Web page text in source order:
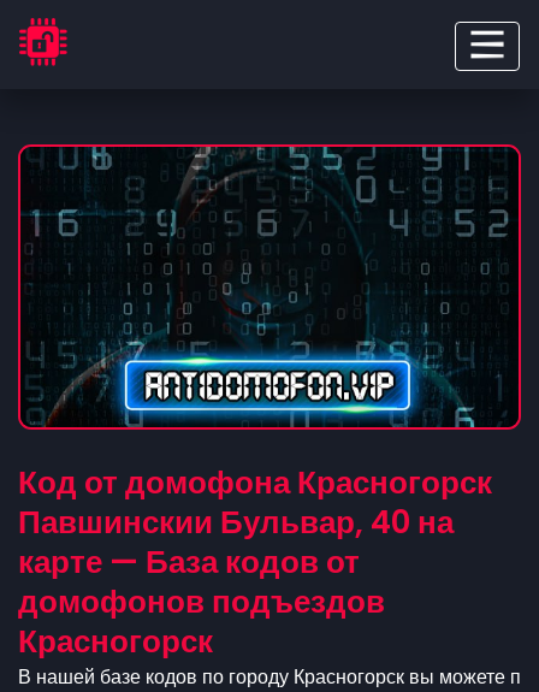
Код от домофона Красногорск
Павшинскии Бульвар, 40 на
карте — База кодов от
домофонов подъездов
Красногорск
В нашей базе кодов по городу Красногорск вы можете п